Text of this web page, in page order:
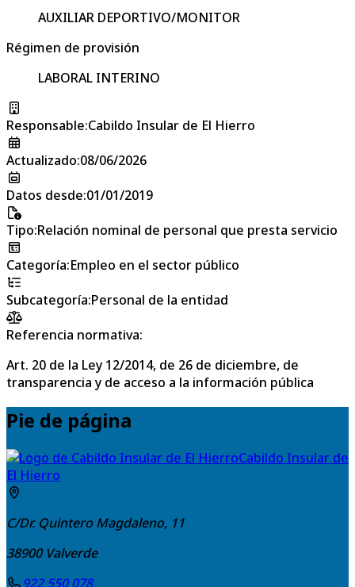
AUXILIAR DEPORTIVO/MONITOR
Régimen de provisión
LABORAL INTERINO
Responsable:Cabildo Insular de El Hierro
Actualizado:08/06/2026
Datos desde:01/01/2019
Tipo:Relación nominal de personal que presta servicio
Categoría:Empleo en el sector público
Subcategoría:Personal de la entidad
Referencia normativa:
Art. 20 de la Ley 12/2014, de 26 de diciembre, de
transparencia y de acceso a la información pública
Pie de página
Cabildo Insular de
El Hierro
C/Dr. Quintero Magdaleno, 11
38900 Valverde
922 550 078